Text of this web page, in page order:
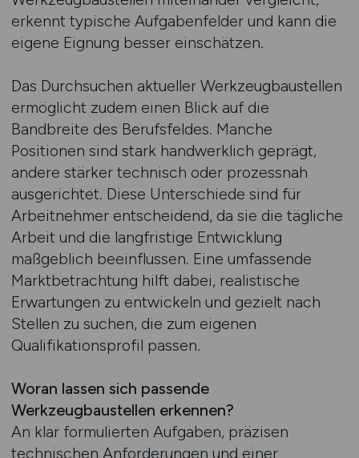
erkennt typische Aufgabenfelder und kann die
eigene Eignung besser einschätzen.
Das Durchsuchen aktueller Werkzeugbaustellen
ermöglicht zudem einen Blick auf die
Bandbreite des Berufsfeldes. Manche
Positionen sind stark handwerklich geprägt,
andere stärker technisch oder prozessnah
ausgerichtet. Diese Unterschiede sind für
Arbeitnehmer entscheidend, da sie die tägliche
Arbeit und die langfristige Entwicklung
maßgeblich beeinflussen. Eine umfassende
Marktbetrachtung hilft dabei, realistische
Erwartungen zu entwickeln und gezielt nach
Stellen zu suchen, die zum eigenen
Qualifikationsprofil passen.
Woran lassen sich passende
Werkzeugbaustellen erkennen?
An klar formulierten Aufgaben, präzisen
technischen Anforderungen und einer